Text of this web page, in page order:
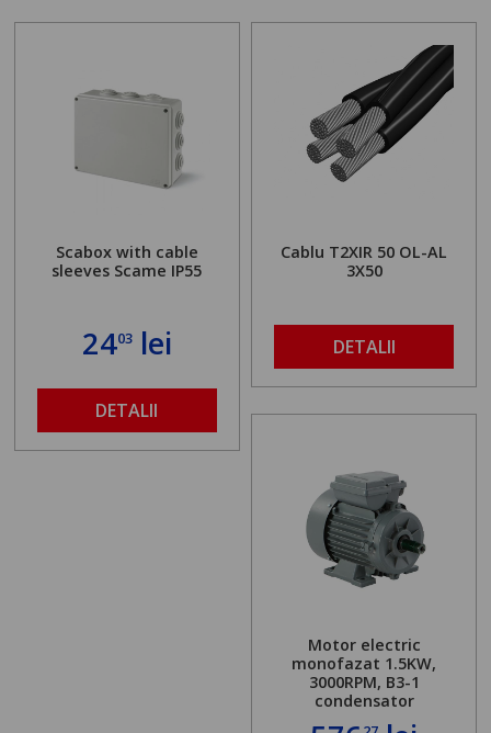
Scabox with cable
sleeves Scame IP55
2403lei
DETALII
Cablu T2XIR 50 OL-AL
3X50
DETALII
Motor electric
monofazat 1.5KW,
3000RPM, B3-1
condensator